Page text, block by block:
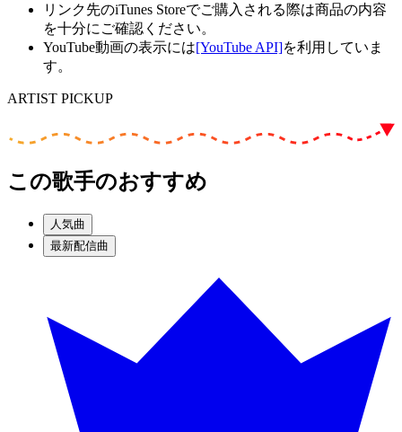
リンク先のiTunes Storeでご購入される際は商品の内容
を十分にご確認ください。
YouTube動画の表示には[YouTube API]を利用していま
す。
ARTIST PICKUP
この歌手のおすすめ
人気曲
最新配信曲